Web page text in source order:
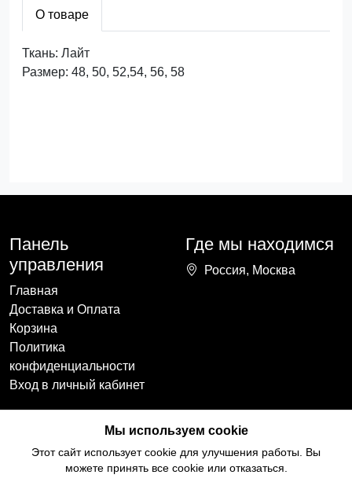
О товаре
Ткань: Лайт
Размер: 48, 50, 52,54, 56, 58
Панель
управления
Главная
Доставка и Оплата
Корзина
Политика
конфиденциальности
Вход в личный кабинет
Где мы находимся
Россия, Москва
Наши контакты
ccozy@yandex.ru
Мы в социальных
сетях
Мы используем cookie
Этот сайт использует cookie для улучшения работы. Вы
можете принять все cookie или отказаться.